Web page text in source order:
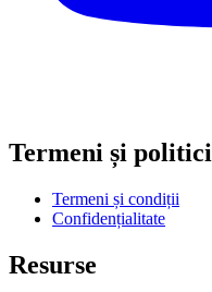
Termeni și politici
Termeni și condiții
Confidențialitate
Resurse